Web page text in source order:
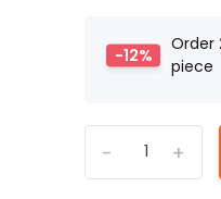
-12%
Order
piece
+
-